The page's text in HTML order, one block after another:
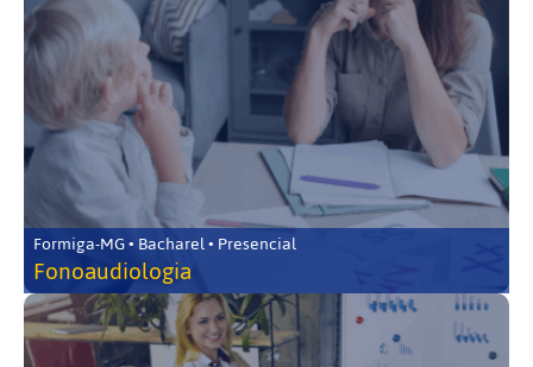
Formiga-MG • Bacharel • Presencial
Fonoaudiologia